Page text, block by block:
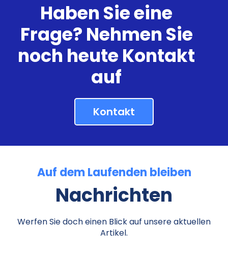
Haben Sie eine
Frage? Nehmen Sie
noch heute Kontakt
auf
Kontakt
Auf dem Laufenden bleiben
Nachrichten
Werfen Sie doch einen Blick auf unsere aktuellen
Artikel.